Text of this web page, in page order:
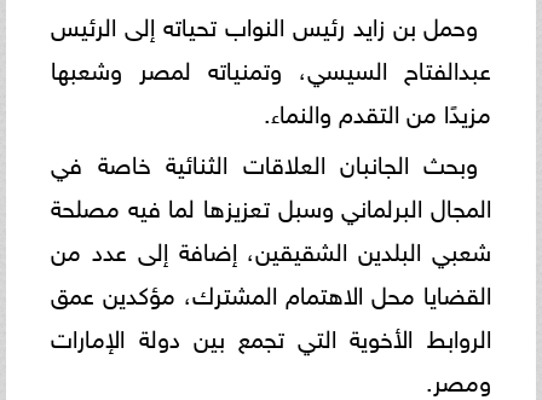
وحمل بن زايد رئيس النواب تحياته إلى الرئيس
عبدالفتاح السيسي، وتمنياته لمصر وشعبها
مزيدًا من التقدم والنماء.
وبحث الجانبان العلاقات الثنائية خاصة في
المجال البرلماني وسبل تعزيزها لما فيه مصلحة
شعبي البلدين الشقيقين، إضافة إلى عدد من
القضايا محل الاهتمام المشترك، مؤكدين عمق
الروابط الأخوية التي تجمع بين دولة الإمارات
ومصر.